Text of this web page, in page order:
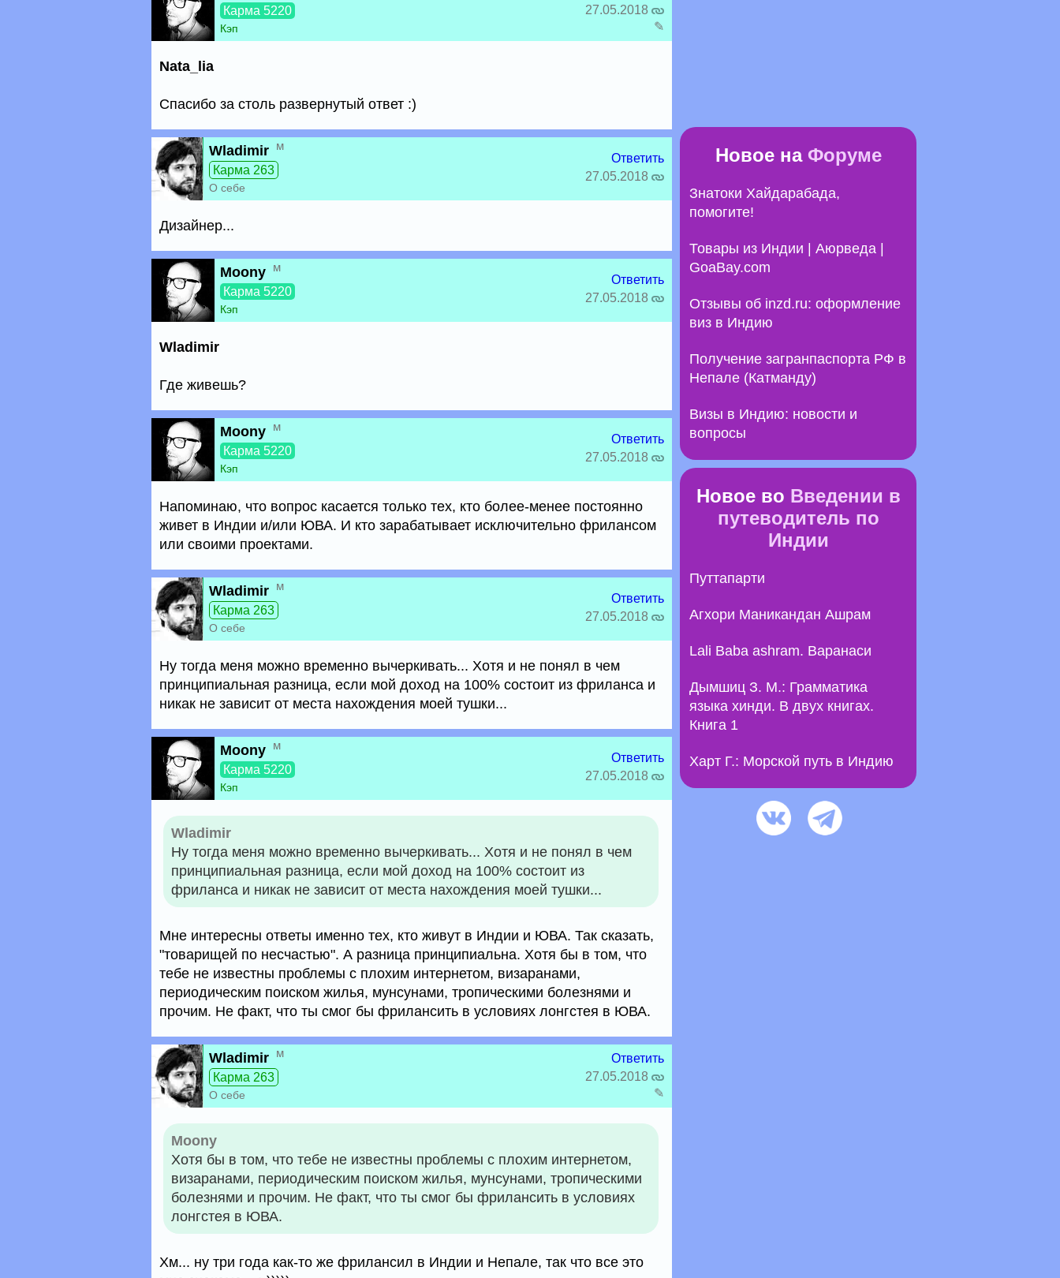
Карма 5220
Кэп
27.05.2018
✎
Nata_lia
Спасибо за столь развернутый ответ :)
Wladimir м
Карма 263
О себе
Ответить
27.05.2018
Дизайнер...
Moony м
Карма 5220
Кэп
Ответить
27.05.2018
Wladimir
Где живешь?
Moony м
Карма 5220
Кэп
Ответить
27.05.2018
Напоминаю, что вопрос касается только тех, кто более-менее постоянно
живет в Индии и/или ЮВА. И кто зарабатывает исключительно фрилансом
или своими проектами.
Wladimir м
Карма 263
О себе
Ответить
27.05.2018
Ну тогда меня можно временно вычеркивать... Хотя и не понял в чем
принципиальная разница, если мой доход на 100% состоит из фриланса и
никак не зависит от места нахождения моей тушки...
Moony м
Карма 5220
Кэп
Ответить
27.05.2018
Wladimir
Ну тогда меня можно временно вычеркивать... Хотя и не понял в чем
принципиальная разница, если мой доход на 100% состоит из
фриланса и никак не зависит от места нахождения моей тушки...
Мне интересны ответы именно тех, кто живут в Индии и ЮВА. Так сказать,
"товарищей по несчастью". А разница принципиальна. Хотя бы в том, что
тебе не известны проблемы с плохим интернетом, визаранами,
периодическим поиском жилья, мунсунами, тропическими болезнями и
прочим. Не факт, что ты смог бы фрилансить в условиях лонгстея в ЮВА.
Wladimir м
Карма 263
О себе
Ответить
27.05.2018
✎
Moony
Хотя бы в том, что тебе не известны проблемы с плохим интернетом,
визаранами, периодическим поиском жилья, мунсунами, тропическими
болезнями и прочим. Не факт, что ты смог бы фрилансить в условиях
лонгстея в ЮВА.
Хм... ну три года как-то же фрилансил в Индии и Непале, так что все это
Новое на Форуме
Знатоки Хайдарабада,
помогите!
Товары из Индии | Аюрведа |
GoaBay.com
Отзывы об inzd.ru: оформление
виз в Индию
Получение загранпаспорта РФ в
Непале (Катманду)
Визы в Индию: новости и
вопросы
Новое во Введении в
путеводитель по
Индии
Путтапарти
Агхори Маникандан Ашрам
Lali Baba ashram. Варанаси
Дымшиц З. М.: Грамматика
языка хинди. В двух книгах.
Книга 1
Харт Г.: Морской путь в Индию